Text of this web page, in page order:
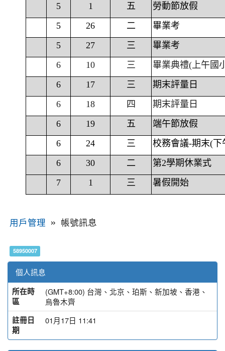
5
1 五
勞動節放假
5
26 二
畢業考
5
27 三
畢業考
6
10 三
畢業典禮(上午國
6
17 三
期末評量日
6
18 四
期末評量日
6
19 五
端午節放假
6
24 三
校務會議-期末(下
6
30 二
第2學期休業式
7
1 三 暑假開始
用戶管理 » 帳號訊息
58950007
個人訊息
所在時
區
(GMT+8:00) 台灣、北京、珀斯、新加坡、香港、
烏魯木齊
註冊日
期
01月17日 11:41